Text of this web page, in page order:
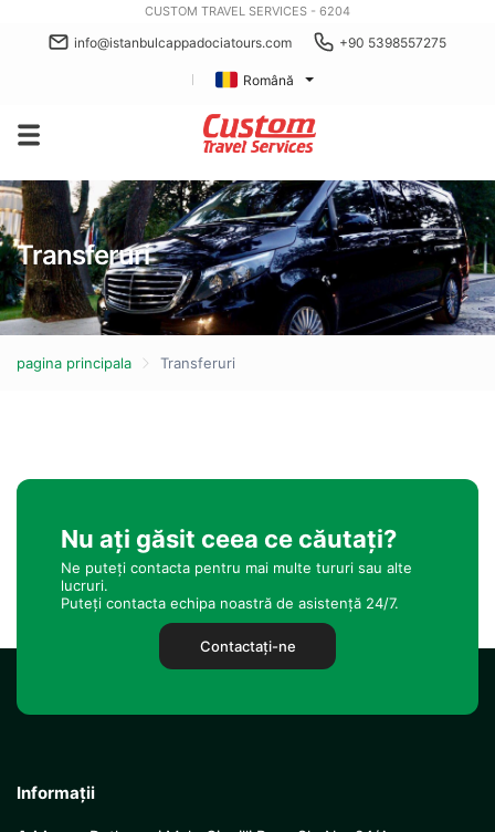
CUSTOM TRAVEL SERVICES - 6204
info@istanbulcappadociatours.com +90 5398557275
Română
Transferuri
pagina principala Transferuri
Nu ați găsit ceea ce căutați?
Ne puteți contacta pentru mai multe tururi sau alte
lucruri.
Puteți contacta echipa noastră de asistență 24/7.
Contactaţi-ne
Informații